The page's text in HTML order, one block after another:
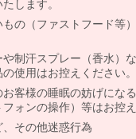
します。
の（ファストフード等
制汗スプレー（香水）
使用はお控えください。
客様の睡眠の妨げにな
ォンの操作）等はお控え
その他迷惑行為